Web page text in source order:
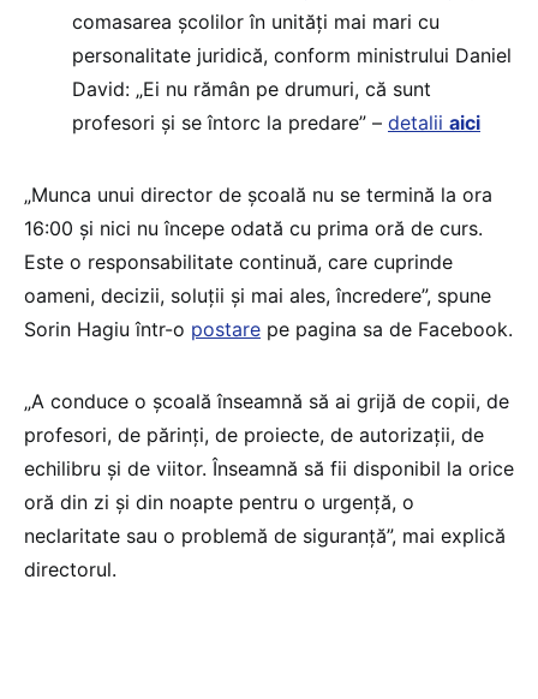
comasarea școlilor în unități mai mari cu
personalitate juridică, conform ministrului Daniel
David: „Ei nu rămân pe drumuri, că sunt
profesori și se întorc la predare” – detalii aici
„Munca unui director de școală nu se termină la ora
16:00 și nici nu începe odată cu prima oră de curs.
Este o responsabilitate continuă, care cuprinde
oameni, decizii, soluții și mai ales, încredere”, spune
Sorin Hagiu într-o postare pe pagina sa de Facebook.
„A conduce o școală înseamnă să ai grijă de copii, de
profesori, de părinți, de proiecte, de autorizații, de
echilibru și de viitor. Înseamnă să fii disponibil la orice
oră din zi și din noapte pentru o urgență, o
neclaritate sau o problemă de siguranță”, mai explică
directorul.